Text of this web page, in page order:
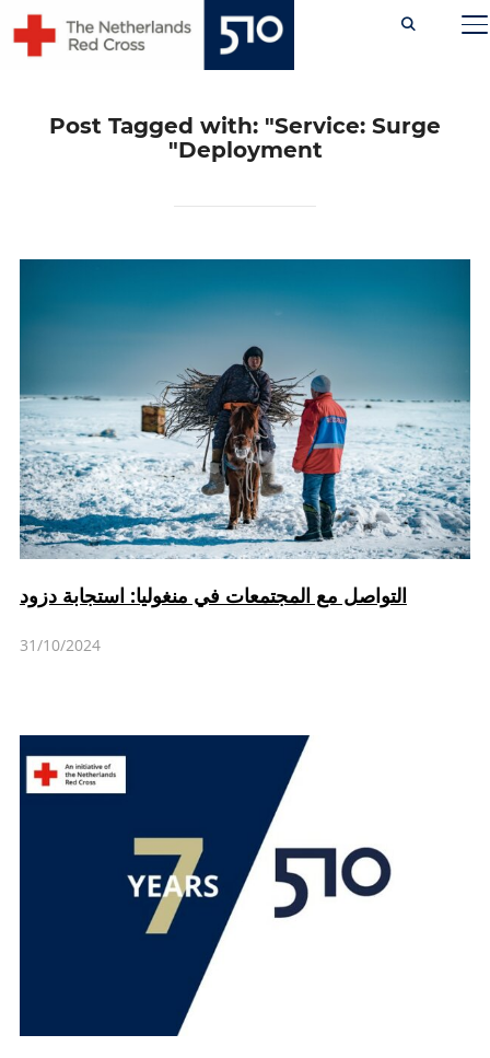
Skip
to
TOGGLE SIDEBAR & NAVIGATION
Post Tagged with: "Service: Surge
Deployment"
التواصل مع المجتمعات في منغوليا: استجابة دزود
31/10/2024